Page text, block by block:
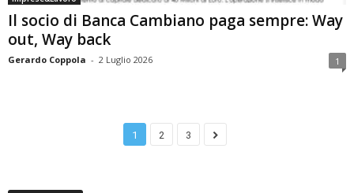
Il socio di Banca Cambiano paga sempre: Way
out, Way back
Gerardo Coppola - 2 Luglio 2026 1
1 2 3